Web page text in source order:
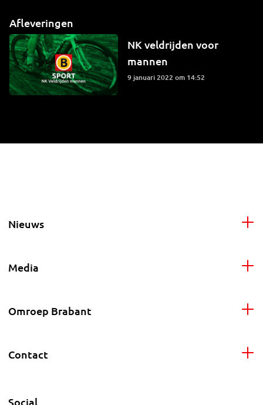
Afleveringen
NK veldrijden voor
mannen
9 januari 2022 om 14:52
Nieuws
Media
Omroep Brabant
Contact
Social